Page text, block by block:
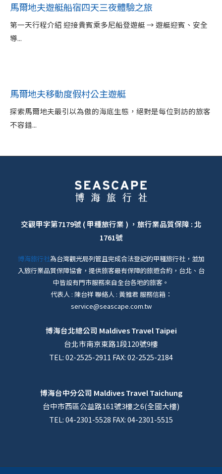
馬爾地夫遊艇船宿四天三夜體驗之旅
第一天行程介紹 迎接貴賓乘多尼船登遊艇 → 遊艇迎賓、安全
導...
馬爾地夫移動度假村公主遊艇
探索馬爾地夫最引以為傲的海底生態，絕對是每位到訪的旅客
不容錯...
交觀甲字第7179號 ( 甲種旅行業 ) ，旅行業品質保障 : 北
1761號
博海旅行社為台灣觀光局列管且完成合法登記的甲種旅行社，並加
入旅行業品質保障協會，提供旅客最有保障的旅遊合約，台北、台
中皆設有門市服務來自全台各地的旅客。
代表人 : 陳台祥 聯絡人 : 黃雅君 服務信箱：
service@seascape.com.tw
博海台北總公司 Maldives Travel Taipei
台北市南京東路1段120號9樓
TEL: 02-2525-2911 FAX: 02-2525-2184
博海台中分公司 Maldives Travel Taichung
台中市西區公益路161號3樓之6(全國大樓)
TEL: 04-2301-5528 FAX: 04-2301-5515